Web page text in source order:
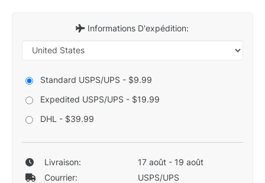
Informations D'expédition:
Standard USPS/UPS - $9.99
Expedited USPS/UPS - $19.99
DHL - $39.99
Livraison:
17 août - 19 août
Courrier:
USPS/UPS